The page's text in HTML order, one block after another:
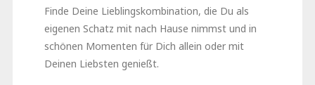
Finde Deine Lieblingskombination, die Du als
eigenen Schatz mit nach Hause nimmst und in
schönen Momenten für Dich allein oder mit
Deinen Liebsten genießt.